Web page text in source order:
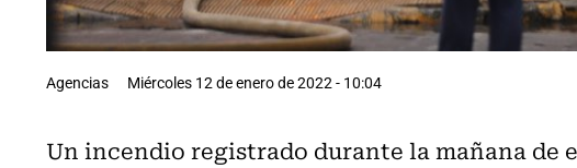
Agencias Miércoles 12 de enero de 2022 - 10:04
Un incendio registrado durante la mañana de